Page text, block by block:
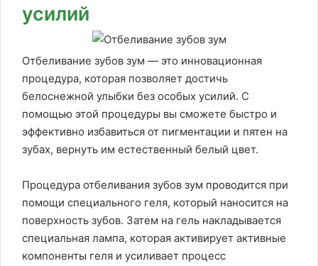
усилий
Отбеливание зубов зум — это инновационная
процедура, которая позволяет достичь
белоснежной улыбки без особых усилий. С
помощью этой процедуры вы сможете быстро и
эффективно избавиться от пигментации и пятен на
зубах, вернуть им естественный белый цвет.
Процедура отбеливания зубов зум проводится при
помощи специального геля, который наносится на
поверхность зубов. Затем на гель накладывается
специальная лампа, которая активирует активные
компоненты геля и усиливает процесс